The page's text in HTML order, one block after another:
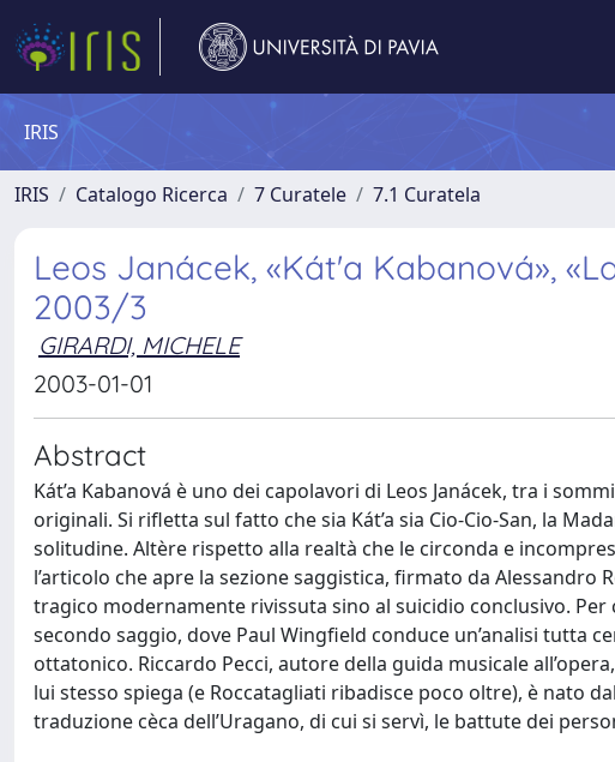
IRIS
IRIS Catalogo Ricerca 7 Curatele 7.1 Curatela
Leos Janácek, «Kát'a Kabanová»,
2003/3
GIRARDI, MICHELE
2003-01-01
Abstract
Kát’a Kabanová è uno dei capolavori di Leos Janácek, tra i
originali. Si rifletta sul fatto che sia Kát’a sia Cio-Cio-San, la
solitudine. Altère rispetto alla realtà che le circonda e
l’articolo che apre la sezione saggistica, firmato da
tragico modernamente rivissuta sino al suicidio conclusivo.
secondo saggio, dove Paul Wingfield conduce un’analisi tutta
ottatonico. Riccardo Pecci, autore della guida musicale
lui stesso spiega (e Roccatagliati ribadisce poco oltre), è nato
traduzione cèca dell’Uragano, di cui si servì, le battute dei